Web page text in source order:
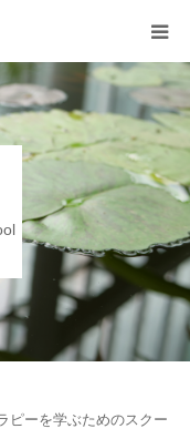
ピーを学ぶためのスクー